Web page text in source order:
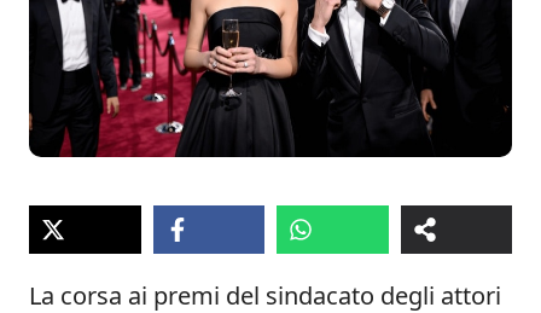
La corsa ai premi del sindacato degli attori